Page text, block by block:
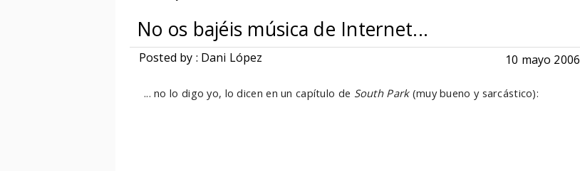
No os bajéis música de Internet...
Posted by : Dani López 10 mayo 2006
... no lo digo yo, lo dicen en un capítulo de South Park(muy bueno y sarcástico):